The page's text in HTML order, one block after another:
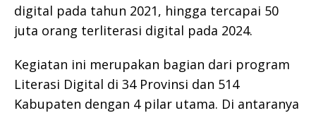
digital pada tahun 2021, hingga tercapai 50
juta orang terliterasi digital pada 2024.
Kegiatan ini merupakan bagian dari program
Literasi Digital di 34 Provinsi dan 514
Kabupaten dengan 4 pilar utama. Di antaranya